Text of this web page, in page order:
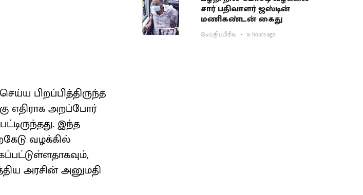
பிறப்பித்திருந்த
எதிராக அறப்போர்
இந்த
வழக்கில்
அரசின் அனுமதி
சார் பதிவாளர் ஜஸ்டின்
மணிகண்டன் கைது
செய்திப்பிரிவு 16 hours ago